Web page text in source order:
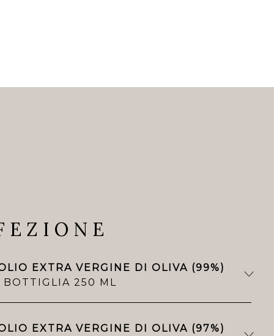
EXTRA VERGINE DI OLIVA (99%)
BOTTIGLIA 250 ML
EXTRA VERGINE DI OLIVA (97%)